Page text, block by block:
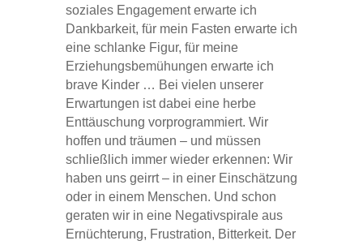
soziales Engagement erwarte ich
Dankbarkeit, für mein Fasten erwarte ich
eine schlanke Figur, für meine
Erziehungsbemühungen erwarte ich
brave Kinder … Bei vielen unserer
Erwartungen ist dabei eine herbe
Enttäuschung vorprogrammiert. Wir
hoffen und träumen – und müssen
schließlich immer wieder erkennen: Wir
haben uns geirrt – in einer Einschätzung
oder in einem Menschen. Und schon
geraten wir in eine Negativspirale aus
Ernüchterung, Frustration, Bitterkeit. Der